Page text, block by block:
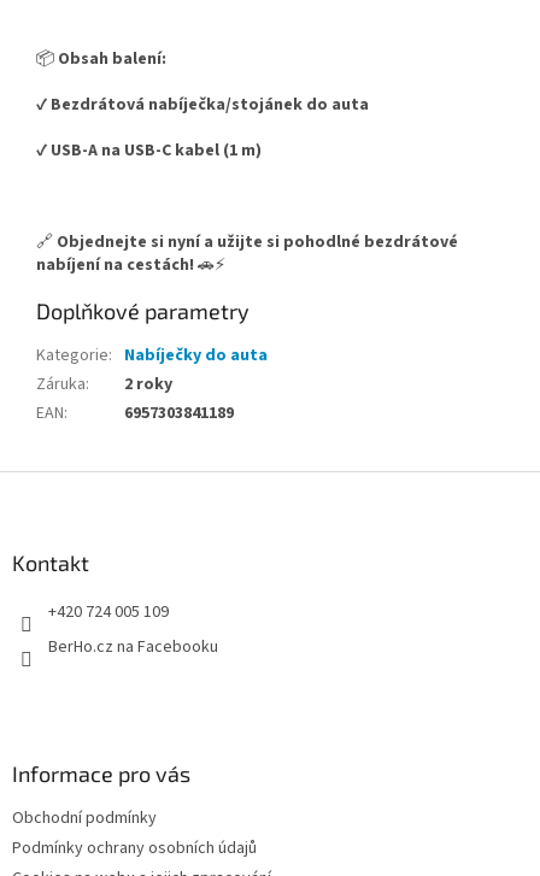
📦 Obsah balení:
✔️ Bezdrátová nabíječka/stojánek do auta
✔️ USB-A na USB-C kabel (1 m)
🔗 Objednejte si nyní a užijte si pohodlné bezdrátové
nabíjení na cestách! 🚗⚡
Doplňkové parametry
Kategorie: Nabíječky do auta
Záruka:
2 roky
EAN: 6957303841189
Kontakt
+420 724 005 109
BerHo.cz na Facebooku
Informace pro vás
Obchodní podmínky
Podmínky ochrany osobních údajů